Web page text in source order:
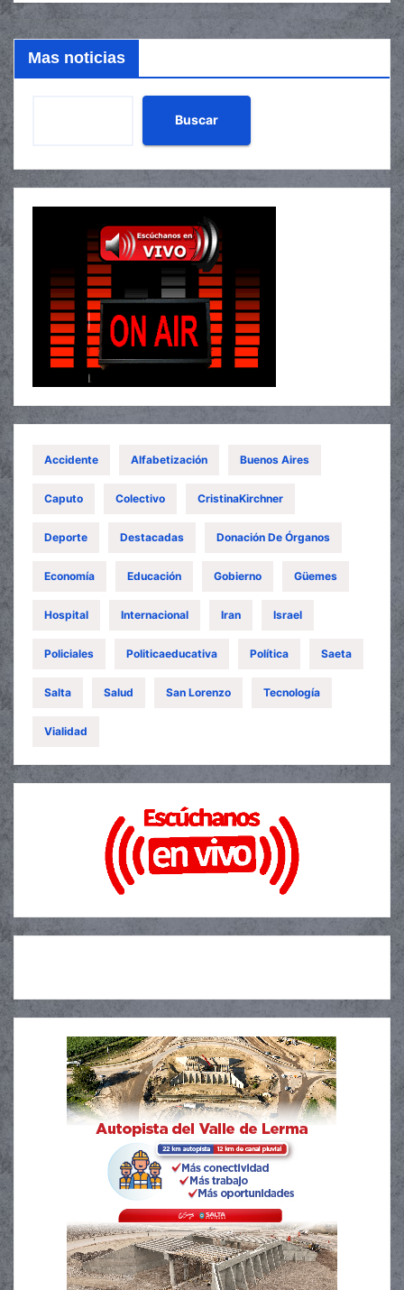
Mas noticias
Buscar
Accidente Alfabetización Buenos Aires
Caputo Colectivo CristinaKirchner
Deporte Destacadas Donación De Órganos
Economía Educación Gobierno Güemes
Hospital Internacional Iran Israel
Policiales Politicaeducativa Política Saeta
Salta Salud San Lorenzo Tecnología
Vialidad